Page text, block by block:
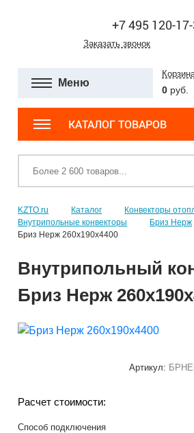
+7 495 120-
Заказать звонок
Меню
0 руб.
КАТАЛОГ ТОВАРОВ
KZTO.ru Каталог
Конвекторы
Внутрипольные конвекторы
Бриз Нерж
Бриз Нерж 260х190х4400
Внутрипольный
Бриз Нерж
Артикул:
Расчет стоимости:
Способ подключения